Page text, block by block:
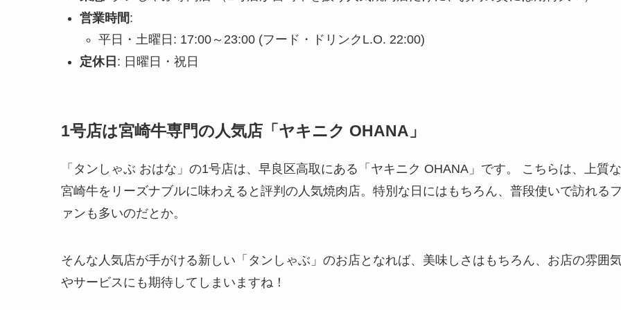
営業時間:
平日・土曜日: 17:00～23:00 (フード・ドリンクL.O. 22:00)
定休日 : 日曜日・祝日
1号店は宮崎牛専門の人気店「ヤキニク OHANA」
「タンしゃぶ おはな」の1号店は、早良区高取にある「ヤキニク OHANA」です。 こちらは、上質な
宮崎牛をリーズナブルに味わえると評判の人気焼肉店。特別な日にはもちろん、普段使いで訪れるフ
ァンも多いのだとか。
そんな人気店が手がける新しい「タンしゃぶ」のお店となれば、美味しさはもちろん、お店の雰囲
やサービスにも期待してしまいますね！